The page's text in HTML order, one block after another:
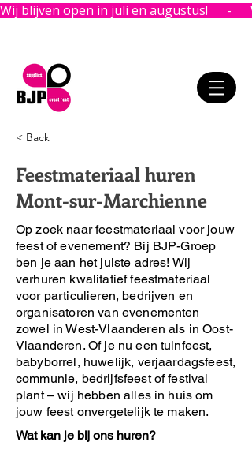
Wij blijven open in juli en augustus!      -
< Back
Feestmateriaal huren
Mont-sur-Marchienne
Op zoek naar feestmateriaal voor jouw
feest of evenement? Bij BJP-Groep
ben je aan het juiste adres! Wij
verhuren kwalitatief feestmateriaal
voor particulieren, bedrijven en
organisatoren van evenementen
zowel in West-Vlaanderen als in Oost-
Vlaanderen. Of je nu een tuinfeest,
babyborrel, huwelijk, verjaardagsfeest,
communie, bedrijfsfeest of festival
plant – wij hebben alles in huis om
jouw feest onvergetelijk te maken.
Wat kan je bij ons huren?